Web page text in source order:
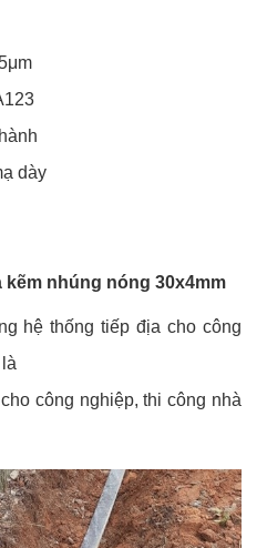
dày
kẽm nhúng nóng 30x4mm
hệ thống tiếp địa cho công
công nghiệp, thi công nhà